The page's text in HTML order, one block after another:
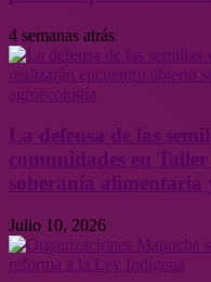
4 semanas atrás
La defensa de las
comunidades en
soberanía alimentaria
Julio 10, 2026